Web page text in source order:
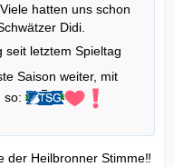
hatten uns schon
Didi.
seit letztem Spieltag
Saison weiter, mit
so:
der Heilbronner Stimme‼️